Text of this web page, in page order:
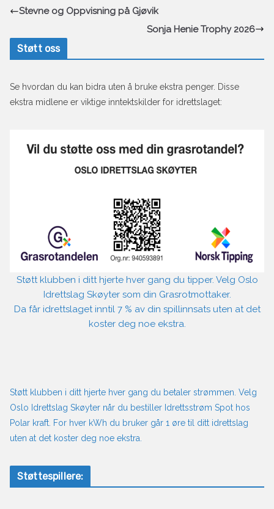
Stevne og Oppvisning på Gjøvik
Sonja Henie Trophy 2026
Støtt oss
Se hvordan du kan bidra uten å bruke ekstra penger. Disse
ekstra midlene er viktige inntektskilder for idrettslaget:
Støtt klubben i ditt hjerte hver gang du tipper. Velg Oslo
Idrettslag Skøyter som din Grasrotmottaker.
Da får idrettslaget inntil 7 % av din spillinnsats uten at det
koster deg noe ekstra.
Støtt klubben i ditt hjerte hver gang du betaler strømmen. Velg
Oslo Idrettslag Skøyter når du bestiller Idrettsstrøm Spot hos
Polar kraft. For hver kWh du bruker går 1 øre til ditt idrettslag
uten at det koster deg noe ekstra.
Støttespillere: